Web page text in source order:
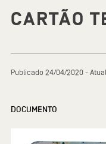
CARTÃO
Publicado 24/04/2020 -
DOCUMENTO